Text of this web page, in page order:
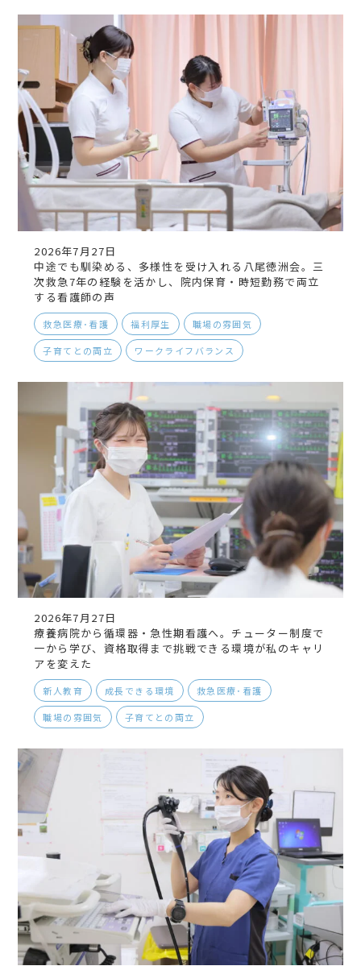
2026年7月27日
中途でも馴染める、多様性を受け入れる八尾徳洲会。三
次救急7年の経験を活かし、院内保育・時短勤務で両立
する看護師の声
救急医療･看護 福利厚生 職場の雰囲気
子育てとの両立 ワークライフバランス
2026年7月27日
療養病院から循環器・急性期看護へ。チューター制度で
一から学び、資格取得まで挑戦できる環境が私のキャリ
アを変えた
新人教育 成長できる環境 救急医療･看護
職場の雰囲気 子育てとの両立